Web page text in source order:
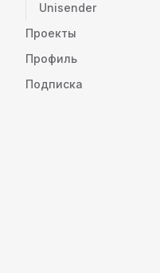
Unisender
Проекты
Профиль
Подписка